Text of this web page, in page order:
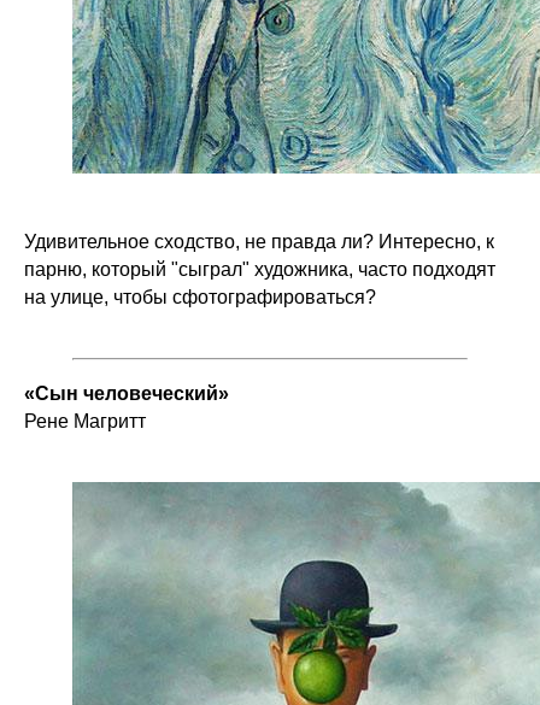
Удивительное сходство, не правда ли? Интересно, к
парню, который "сыграл" художника, часто подходят
на улице, чтобы сфотографироваться?
«Сын человеческий»
Рене Магритт